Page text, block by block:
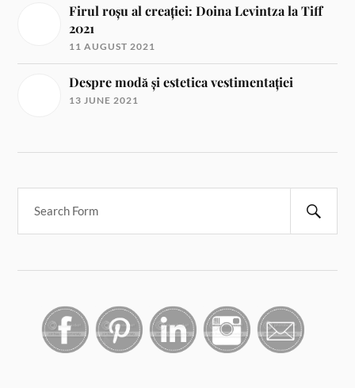
Firul roșu al creației: Doina Levintza la Tiff
2021
11 AUGUST 2021
Despre modă și estetica vestimentației
13 JUNE 2021